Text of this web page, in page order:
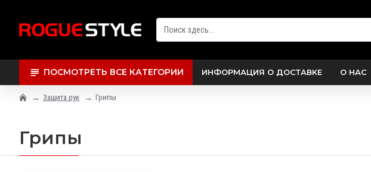
ПОСМОТРЕТЬ ВСЕ КАТЕГОРИИ ИНФОРМАЦИЯ О ДОСТАВКЕ О НАС
Защита рук Грипы
Грипы